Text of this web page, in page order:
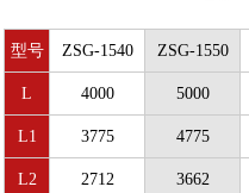
型号 ZSG-1540 ZSG-1550
L 4000 5000
L1 3775 4775
L2 2712 3662